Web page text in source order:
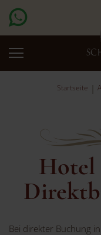
Startseite
Hotel
Bei direkter Buchung